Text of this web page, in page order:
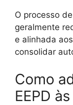
O processo
geralmente
e alinhada
consolidar
Como
EEPD